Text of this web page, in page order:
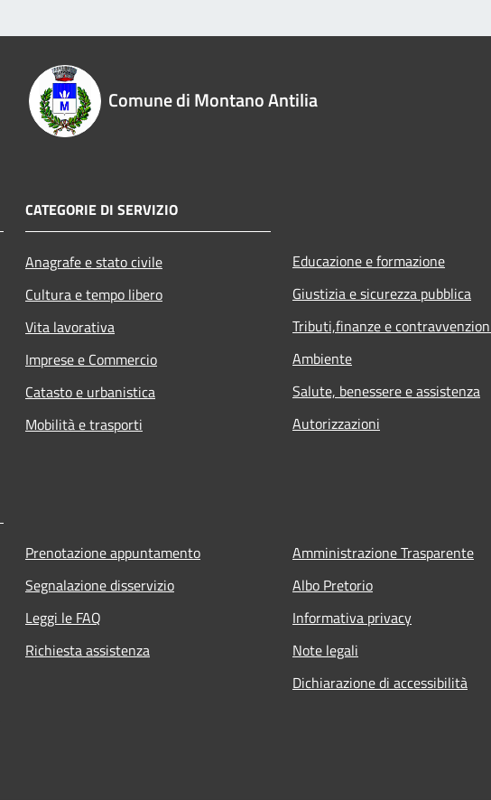
Comune di Montano Antilia
CATEGORIE DI SERVIZIO
Anagrafe e stato civile
Cultura e tempo libero
Vita lavorativa
Imprese e Commercio
Catasto e urbanistica
Mobilità e trasporti
Educazione e formazione
Giustizia e sicurezza pubblica
Tributi,finanze e
Ambiente
Salute, benessere e assistenza
Autorizzazioni
Prenotazione appuntamento
Segnalazione disservizio
Leggi le FAQ
Richiesta assistenza
Amministrazione Trasparente
Albo Pretorio
Informativa privacy
Note legali
Dichiarazione di accessibilità